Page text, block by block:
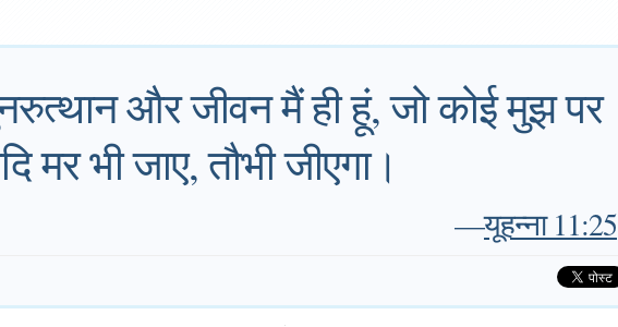
और जीवन मैं ही हूं, जो कोई मुझ पर
मर भी जाए, तौभी जीएगा।
—यूहन्ना 11:25